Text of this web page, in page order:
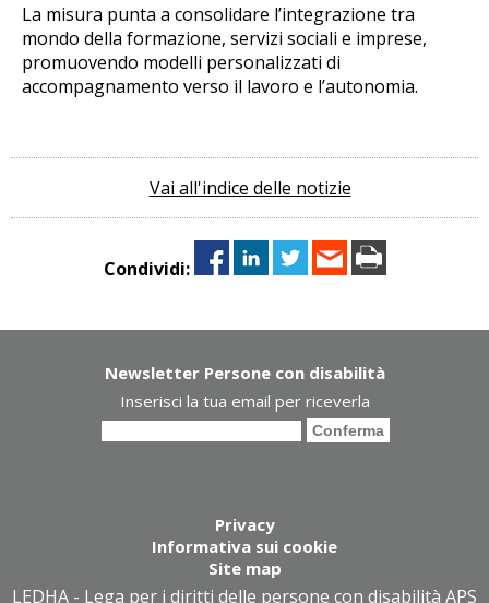
La misura punta a consolidare l’integrazione tra
mondo della formazione, servizi sociali e imprese,
promuovendo modelli personalizzati di
accompagnamento verso il lavoro e l’autonomia.
Vai all'indice delle notizie
Condividi:
Newsletter Persone con disabilità
Inserisci la tua email per riceverla
Privacy
Informativa sui cookie
Site map
LEDHA - Lega per i diritti delle persone con disabilità APS